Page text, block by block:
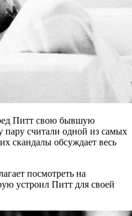
Питт свою бывшую
считали одной из самых
скандалы обсуждает весь
посмотреть на
устроил Питт для своей